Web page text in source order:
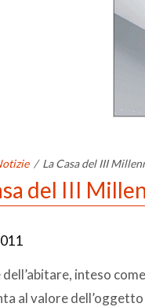
/ La Casa del III
del III
dell’abitare, inteso
al valore dell’oggetto